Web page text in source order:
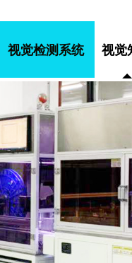
视觉检测系统 视觉